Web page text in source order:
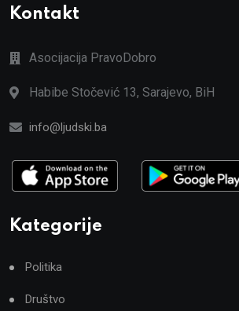
Kontakt
Asocijacija PravoDobro
Habibe Stočević 13, Sarajevo, BiH
info@ljudski.ba
Kategorije
Politika
Društvo